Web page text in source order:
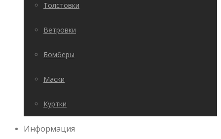
Толстовки
Ветровки
Бомберы
Маски
Куртки
Информация